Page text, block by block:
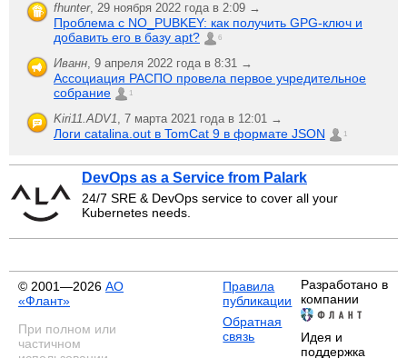
fhunter, 29 ноября 2022 года в 2:09 →
Проблема с NO_PUBKEY: как получить GPG-ключ и
добавить его в базу apt?
6
Иванн, 9 апреля 2022 года в 8:31 →
Ассоциация РАСПО провела первое учредительное
собрание
1
Kiri11.ADV1, 7 марта 2021 года в 12:01 →
Логи catalina.out в TomCat 9 в формате JSON 1
DevOps as a Service from Palark
24/7 SRE & DevOps service to cover all your
Kubernetes needs.
© 2001—2026 АО
«Флант»
При полном или
частичном
Правила
публикации
Обратная
связь
Разработано в
компании
Идея и
поддержка